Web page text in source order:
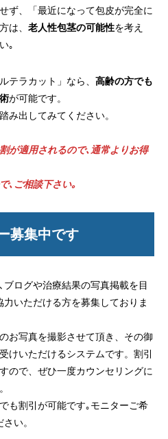
ず、「最近になって包皮が完全に
は、 老人性包茎の可能性を考え
｡
テラカット」なら、 高齢の方でも
が可能です。
み出してみてください。
が適用されるので､通常よりお得
､ご相談下さい｡
募集中です
ログや治療結果の写真掲載を目
いただける方を募集しておりま
お写真を撮影させて頂き、その御
けいただけるシステムです。割引
ので、ぜひ一度カウンセリングに
も割引が可能です｡モニターご希
い。